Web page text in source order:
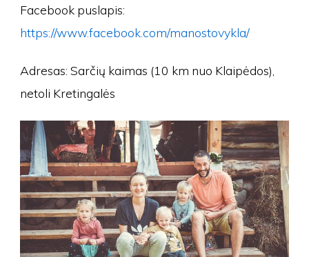
Facebook puslapis:
https://www.facebook.com/manostovykla/
Adresas: Sarčių kaimas (10 km nuo Klaipėdos),
netoli Kretingalės